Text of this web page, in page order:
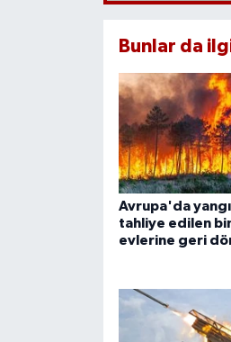
Bunlar da
Avrupa'da
tahliye edilen
evlerine geri